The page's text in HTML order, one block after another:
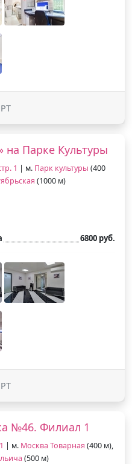
на Парке Культуры
1 | м. Парк культуры (400
(1000 м)
6800 руб.
№46. Филиал 1
| м. Москва Товарная (400 м),
(500 м)